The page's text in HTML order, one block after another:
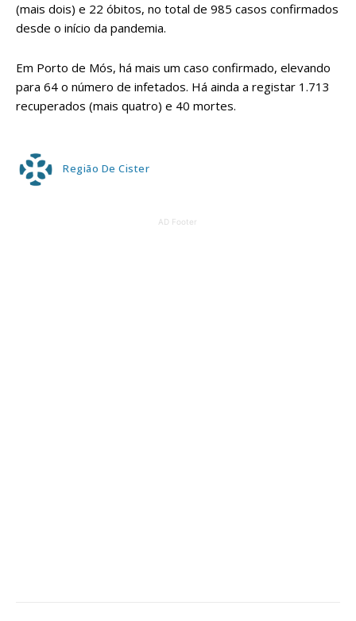
(mais dois) e 22 óbitos, no total de 985 casos confirmados
desde o início da pandemia.
Em Porto de Mós, há mais um caso confirmado, elevando
para 64 o número de infetados. Há ainda a registar 1.713
recuperados (mais quatro) e 40 mortes.
Região De Cister
AD Footer